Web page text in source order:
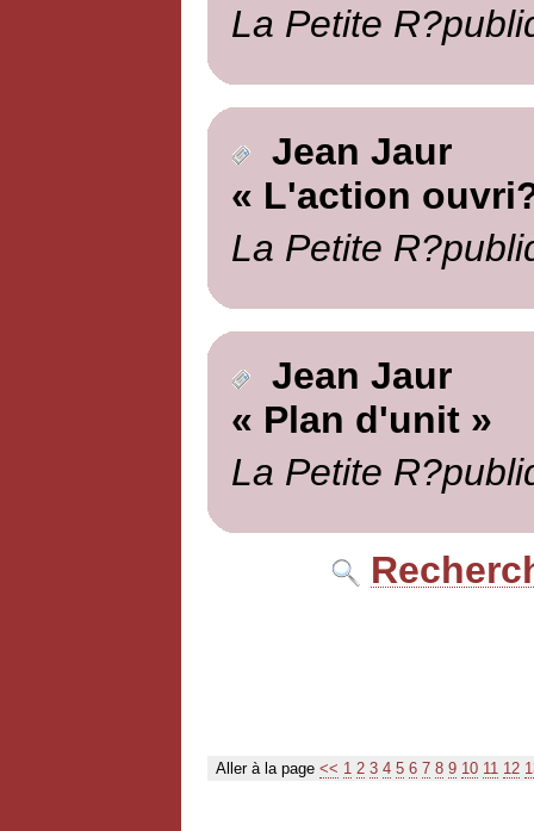
La Petite
Jean Jaur
« L'action
La Petite
Jean Jaur
« Plan d'unit »
La Petite
Aller à la page << 1 2 3 4 5 6 7 8 9 10 11 12